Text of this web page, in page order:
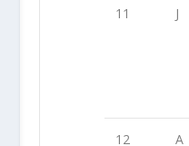
11 J
12 A